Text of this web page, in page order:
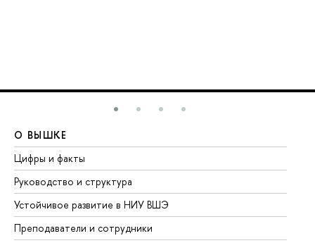
О ВЫШКЕ
Цифры и факты
Руководство и структура
Устойчивое развитие в НИУ ВШЭ
Преподаватели и сотрудники